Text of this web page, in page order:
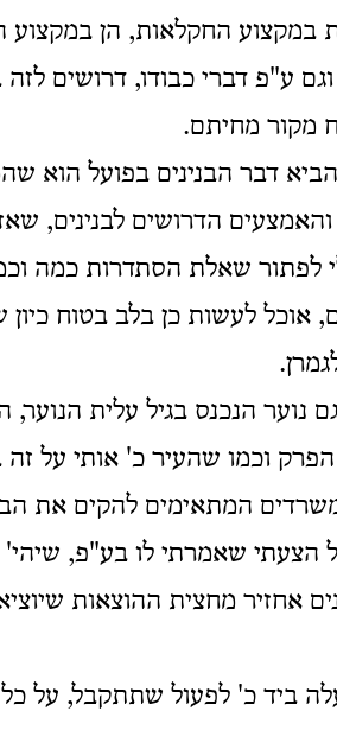
במקצוע החקלאות, הן במקצוע
ע"פ דברי כבודו, דרושים לזה
מקור מחיתם.
דבר הבנינים בפועל הוא
הדרושים לבנינים,
לפתור שאלת הסתדרות כמה
אוכל לעשות כן בלב בטוח כיון
הנכנס בגיל עלית הנוער,
וכמו שהעיר כ' אותי על זה
המתאימים להקים את
הצעתי שאמרתי לו בע"פ,
אחזיר מחצית ההוצאות
ביד כ' לפעול שתתקבל, על